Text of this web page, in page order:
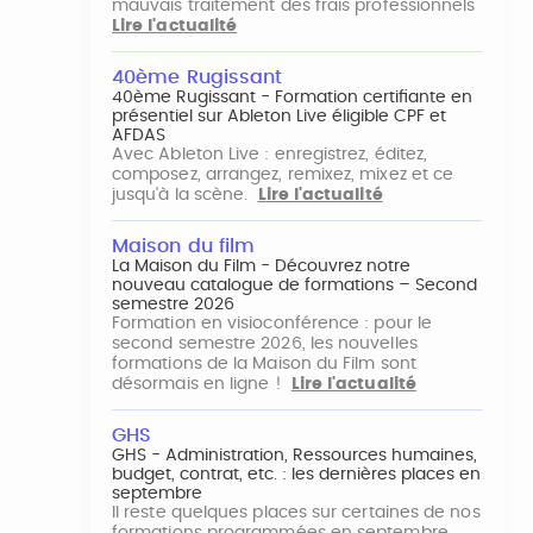
mauvais traitement des frais professionnels
Lire l'actualité
40ème Rugissant
40ème Rugissant - Formation certifiante en
présentiel sur Ableton Live éligible CPF et
AFDAS
Avec Ableton Live : enregistrez, éditez,
composez, arrangez, remixez, mixez et ce
jusqu'à la scène.
Lire l'actualité
Maison du film
La Maison du Film - Découvrez notre
nouveau catalogue de formations – Second
semestre 2026
Formation en visioconférence : pour le
second semestre 2026, les nouvelles
formations de la Maison du Film sont
désormais en ligne !
Lire l'actualité
GHS
GHS - Administration, Ressources humaines,
budget, contrat, etc. : les dernières places en
septembre
Il reste quelques places sur certaines de nos